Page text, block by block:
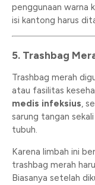
penggunaan warna
isi kantong harus
5. Trashbag
Trashbag merah
atau fasilitas
medis infeksius,
sarung tangan
tubuh.
Karena limbah ini
trashbag merah
Biasanya setelah